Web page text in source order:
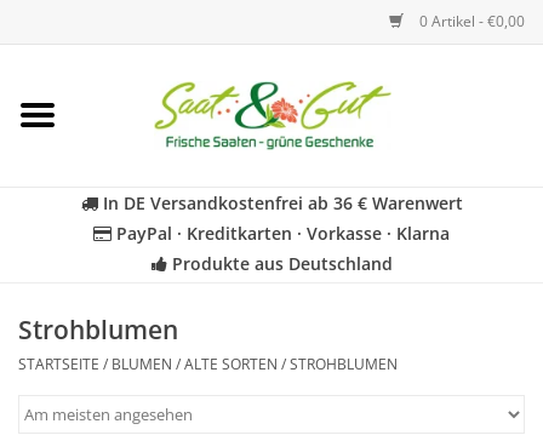
0 Artikel - €0,00
Startseite
Kräuter
In DE Versandkostenfrei ab 36 € Warenwert
PayPal · Kreditkarten · Vorkasse · Klarna
Produkte aus Deutschland
Strohblumen
STARTSEITE / BLUMEN /ALTE SORTEN /STROHBLUMEN